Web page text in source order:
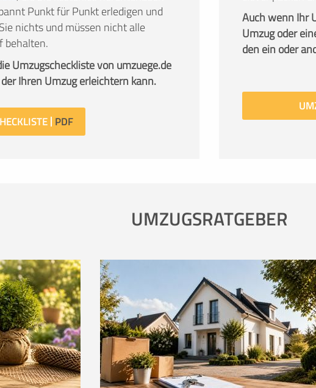
Punkt für Punkt erledigen und
nichts und müssen nicht alle
behalten.
Umzugscheckliste von umzuege.de
Ihren Umzug erleichtern kann.
Auch wenn Ihr
Umzug oder
den ein oder
UMZUGSRATGEBER